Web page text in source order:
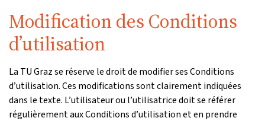
Modification des Conditions
d’utilisation
La TU Graz se réserve le droit de modifier ses Conditions
d’utilisation. Ces modifications sont clairement indiquées
dans le texte. L’utilisateur ou l’utilisatrice doit se référer
régulièrement aux Conditions d’utilisation et en prendre